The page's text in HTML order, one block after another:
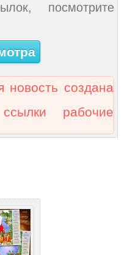
посмотрите
новость создана
рабочие